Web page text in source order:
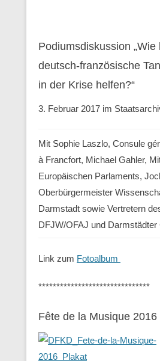
Podiumsdiskussion „Wie
deutsch-französische
in der Krise helfen?“
3. Februar 2017 im
Mit Sophie Laszlo, Consule
à Francfort, Michael Gahler,
Europäischen Parlaments,
Oberbürgermeister
Darmstadt sowie Vertretern
DFJW/OFAJ und
Link zum Fotoalbum
*******************************
Fête de la Musique 2016